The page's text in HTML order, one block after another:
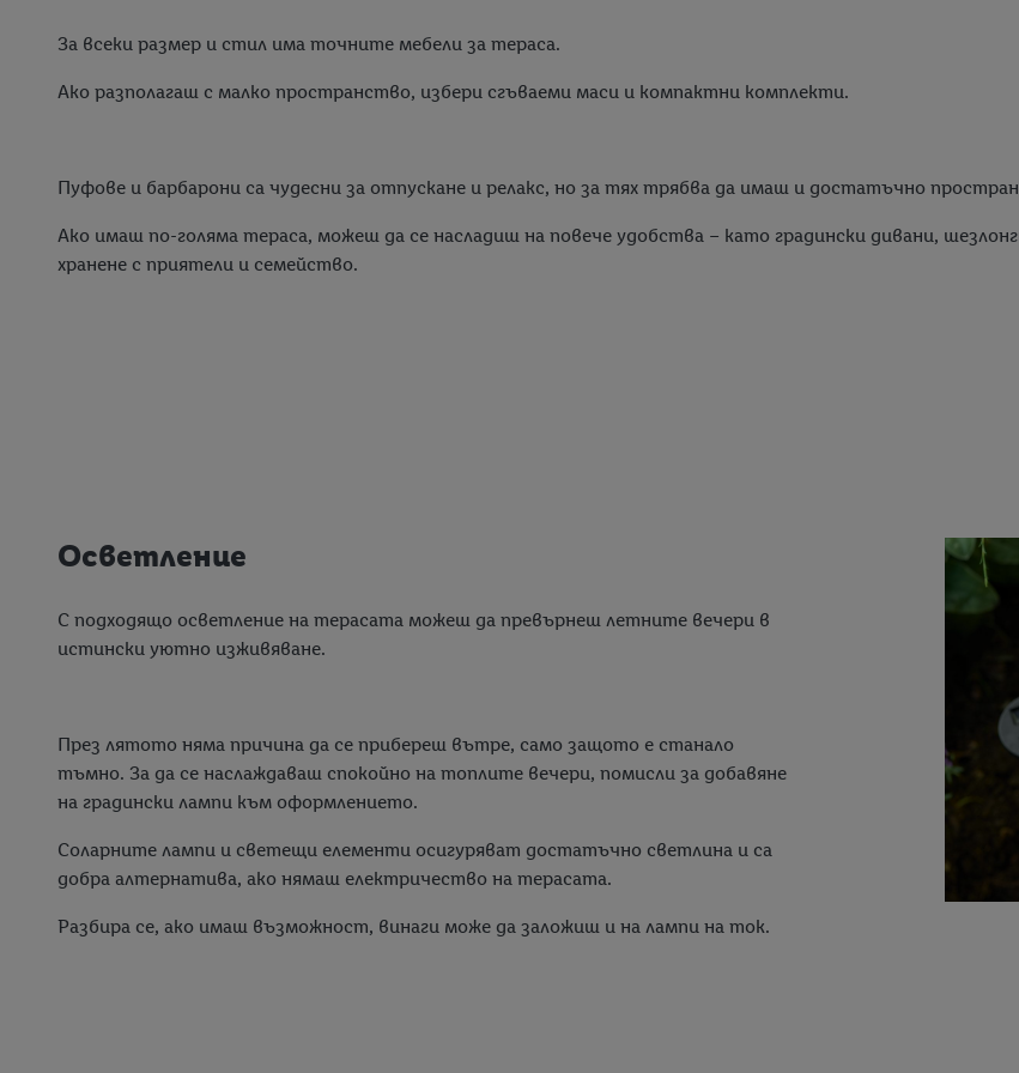
За всеки размер и стил има точните мебели за тераса.
Ако разполагаш с малко пространство, избери сгъваеми маси и компактни комплекти.
Пуфове и барбарони са чудесни за отпускане и релакс, но за тях трябва да имаш и достатъчно
Ако имаш по-голяма тераса, можеш да се насладиш на повече удобства – като градински дивани,
хранене с приятели и семейство.
Осветление
С подходящо осветление на терасата можеш да превърнеш летните вечери в
истински уютно изживяване.
През лятото няма причина да се прибереш вътре, само защото е станало
тъмно. За да се наслаждаваш спокойно на топлите вечери, помисли за добавяне
на градински лампи към оформлението.
Соларните лампи и светещи елементи осигуряват достатъчно светлина и са
добра алтернатива, ако нямаш електричество на терасата.
Разбира се, ако имаш възможност, винаги може да заложиш и на лампи на ток.